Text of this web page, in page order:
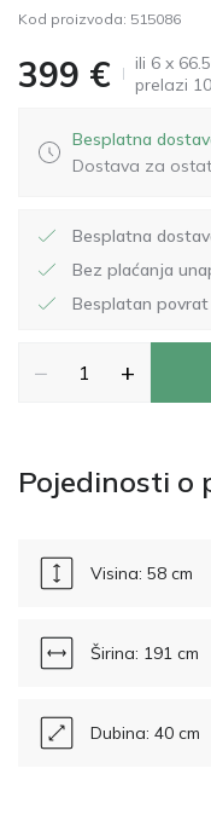
Kod proizvoda: 515086
399 €
ili 6 x
prelazi
Besplatna
Dostava za
Besplatna
Bez plaćanja
Besplatan
− +
Pojedinosti o
Visina: 58 cm
Širina: 191 cm
Dubina: 40 cm